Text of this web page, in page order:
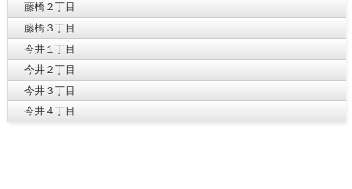
藤橋２丁目
藤橋３丁目
今井１丁目
今井２丁目
今井３丁目
今井４丁目